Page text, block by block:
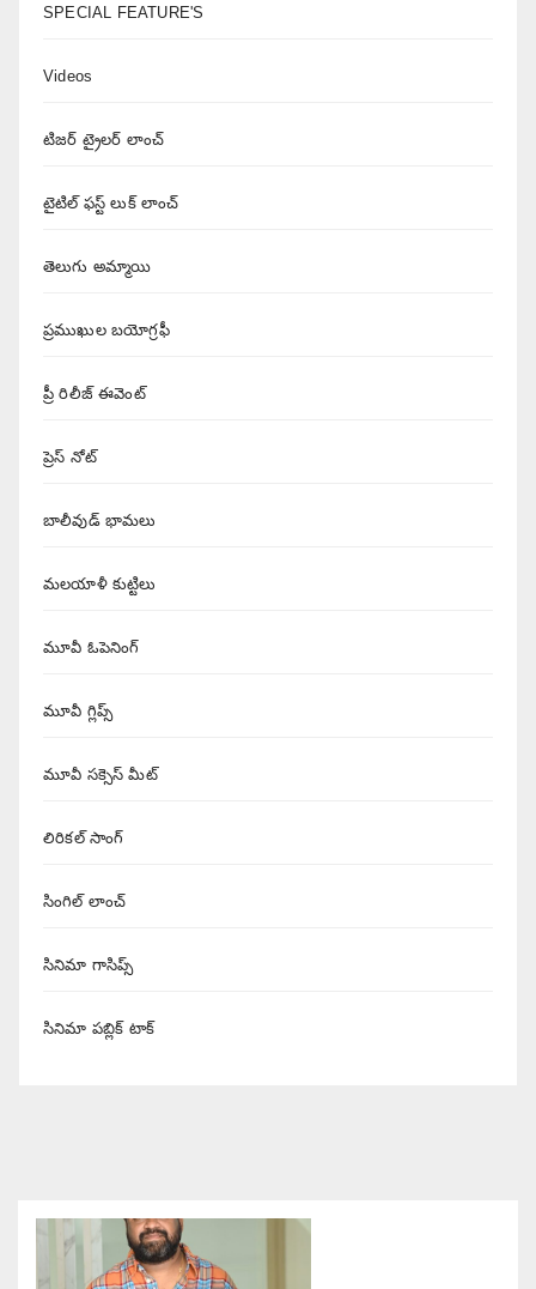
SPECIAL FEATURE'S
Videos
టిజర్ ట్రైలర్ లాంచ్
టైటిల్ ఫస్ట్ లుక్ లాంచ్
తెలుగు అమ్మాయి
ప్రముఖుల బయోగ్రఫీ
ప్రీ రిలీజ్ ఈవెంట్
ప్రెస్ నోట్
బాలీవుడ్ భామలు
మలయాళీ కుట్టిలు
మూవీ ఓపెనింగ్
మూవీ గ్లిప్స్
మూవీ సక్సెస్ మీట్
లిరికల్ సాంగ్
సింగిల్ లాంచ్
సినిమా గాసిప్స్
సినిమా పబ్లిక్ టాక్